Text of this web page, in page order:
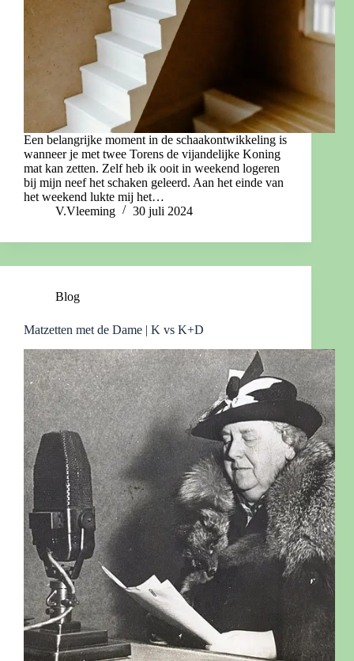
Een belangrijke moment in de schaakontwikkeling is
wanneer je met twee Torens de vijandelijke Koning
mat kan zetten. Zelf heb ik ooit in weekend logeren
bij mijn neef het schaken geleerd. Aan het einde van
het weekend lukte mij het…
V.Vleeming
30 juli 2024
Blog
Matzetten met de Dame | K vs K+D